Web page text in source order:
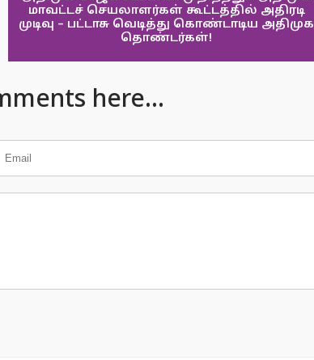
மாவட்டச் செயலாளர்கள் கூட்டத்தில் அதிரடி
முடிவு – பட்டாசு வெடித்து கொண்டாடிய அதிமுக
தொண்டர்கள்!
here...